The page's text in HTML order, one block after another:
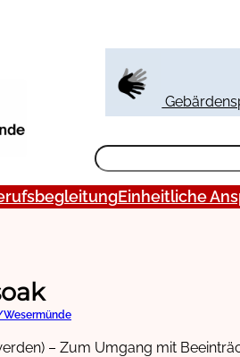
S
u
c
Einheitliche
– Zum Umgang mit